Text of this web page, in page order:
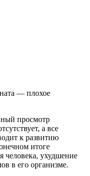
— плохое
просмотр
а все
к развитию
итоге
человека, ухудшение
в его организме.